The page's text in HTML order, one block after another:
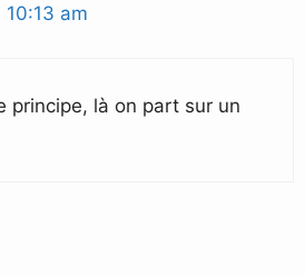
am
principe, là on part sur un